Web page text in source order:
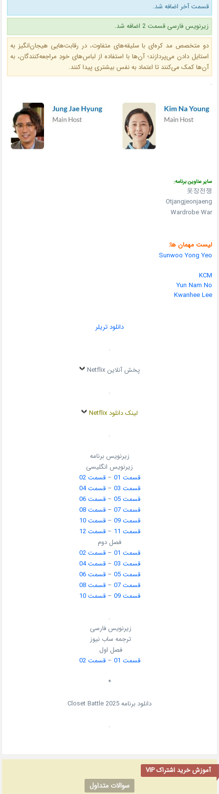
قسمت آخر اضافه شد.
زیرنویس فارسی قسمت 2 اضافه شد.
دو متخصص مد کره‌ای با سلیقه‌های متفاوت، در رقابت‌هایی هیجان‌انگیز به
استایل دادن می‌پردازند؛ آن‌ها با استفاده از لباس‌های خودِ مراجعه‌کنندگان، به
آن‌ها کمک می‌کنند تا اعتماد به نفس بیشتری پیدا کنند.
.
سایر عناوین برنامه:
옷장전쟁
Otjangjeonjaeng
Wardrobe War
لیست مهمان ها:
Sunwoo Yong Yeo
KCM
Yun Nam No
Kwanhee Lee
دانلود تریلر
.
پخش آنلاین Netflix
.
لینک دانلود Netflix
.
زیرنویس برنامه
زیرنویس انگلیسی
قسمت 01
–قسمت 02
قسمت 03
–قسمت 04
قسمت 05
–قسمت 06
قسمت 07
–قسمت 08
قسمت 09
–قسمت 10
قسمت 11
–قسمت 12
فصل دوم
قسمت 01
–قسمت 02
قسمت 03
–قسمت 04
قسمت 05
–قسمت 06
قسمت 07
–قسمت 08
قسمت 09
–قسمت 10
.
زیرنویس فارسی
ترجمه ساب نیوز
فصل اول
قسمت 01
–قسمت 02
*
دانلود برنامه Closet Battle 2025
.
آموزش خرید اشتراک VIP
سوالات متداول